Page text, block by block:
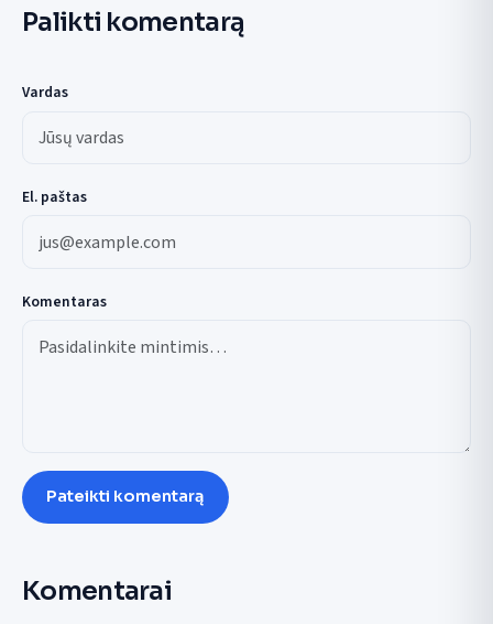
Palikti komentarą
Vardas
El. paštas
Komentaras
Pateikti komentarą
Komentarai